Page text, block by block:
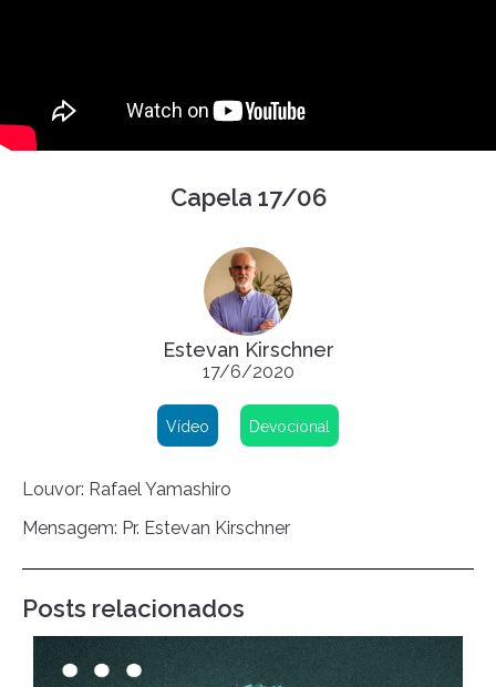
Capela 17/06
Estevan Kirschner
17/6/2020
Vídeo Devocional
Louvor: Rafael Yamashiro
Mensagem: Pr. Estevan Kirschner
Posts relacionados